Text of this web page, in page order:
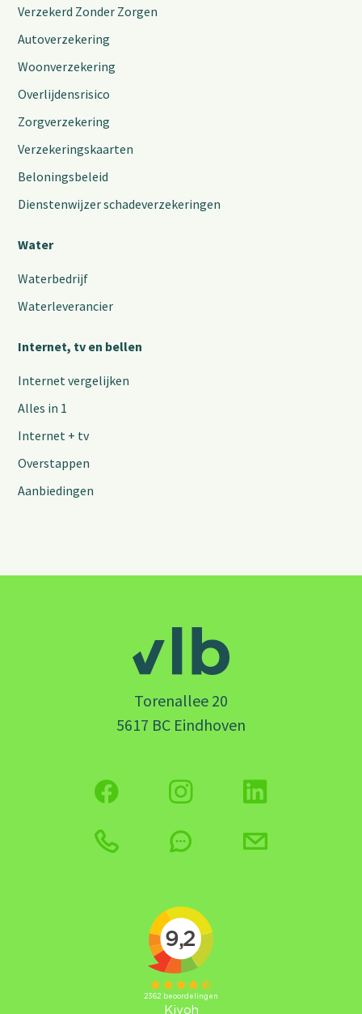
Verzekerd Zonder Zorgen
Autoverzekering
Woonverzekering
Overlijdensrisico
Zorgverzekering
Verzekeringskaarten
Beloningsbeleid
Dienstenwijzer schadeverzekeringen
Water
Waterbedrijf
Waterleverancier
Internet, tv en bellen
Internet vergelijken
Alles in 1
Internet + tv
Overstappen
Aanbiedingen
Torenallee 20
5617 BC Eindhoven